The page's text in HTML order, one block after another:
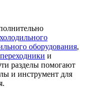
оборудования,
и
разделы помогают
и инструмент для